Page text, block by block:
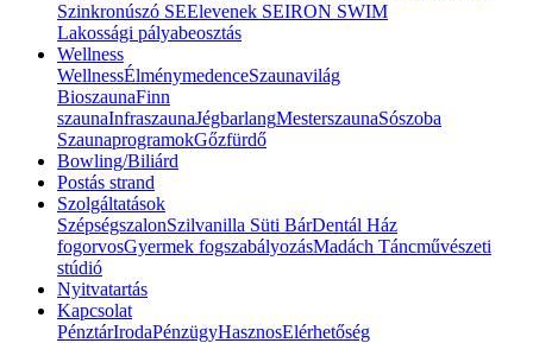
Szinkronúszó SEElevenek SEIRON SWIM
Lakossági pályabeosztás
Wellness
WellnessÉlménymedenceSzaunavilág
BioszaunaFinn
szaunaInfraszaunaJégbarlangMesterszaunaSószoba
SzaunaprogramokGőzfürdő
Bowling/Biliárd
Postás strand
Szolgáltatások
SzépségszalonSzilvanilla Süti BárDentál Ház
fogorvosGyermek fogszabályozásMadách Táncművészeti
stúdió
Nyitvatartás
Kapcsolat
PénztárIrodaPénzügyHasznosElérhetőség